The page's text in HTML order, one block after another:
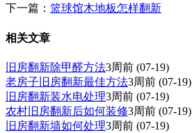
下一篇： 篮球馆木地板怎样翻新
相关文章
旧房翻新除甲醛方法3周前 (07-19)
老房子旧房翻新最佳方法3周前 (07-19)
旧房翻新装水电处理3周前 (07-19)
农村旧房翻新后如何装修3周前 (07-19)
旧房翻新墙如何处理3周前 (07-19)